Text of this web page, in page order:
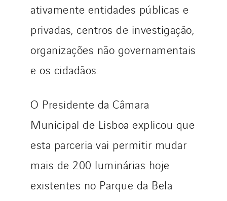
ativamente entidades públicas e
privadas, centros de investigação,
organizações não governamentais
e os cidadãos.
O Presidente da Câmara
Municipal de Lisboa explicou que
esta parceria vai permitir mudar
mais de 200 luminárias hoje
existentes no Parque da Bela